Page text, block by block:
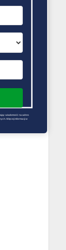
wiadomość na adres
Więcej informacji w